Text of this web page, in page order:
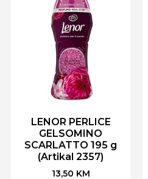
LENOR PERLICE
GELSOMINO
SCARLATTO 195 g
(Artikal 2357)
13,50 KM